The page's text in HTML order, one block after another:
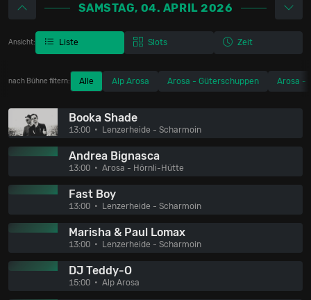
SAMSTAG, 04. APRIL 2026
Ansicht: Liste Slots Zeit
nach Bühne filtern: Alle Alp Arosa Arosa - Güterschuppen Arosa -
Booka Shade
13:00 Lenzerheide - Scharmoin
Andrea Bignasca
13:00 Arosa - Hörnli-Hütte
Fast Boy
13:00 Lenzerheide - Scharmoin
Marisha & Paul Lomax
13:00 Lenzerheide - Scharmoin
DJ Teddy-O
15:00 Alp Arosa